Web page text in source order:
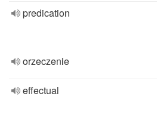
predication
orzeczenie
effectual